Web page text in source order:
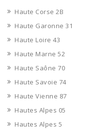
Haute Corse 2B
Haute Garonne 31
Haute Loire 43
Haute Marne 52
Haute Saône 70
Haute Savoie 74
Haute Vienne 87
Hautes Alpes 05
Hautes Alpes 5